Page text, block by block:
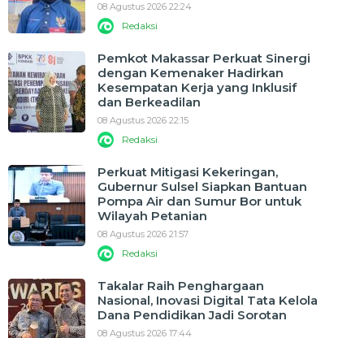
08 Agustus 2026 22:24
Redaksi
Pemkot Makassar Perkuat Sinergi
dengan Kemenaker Hadirkan
Kesempatan Kerja yang Inklusif
dan Berkeadilan
08 Agustus 2026 22:15
Redaksi
Perkuat Mitigasi Kekeringan,
Gubernur Sulsel Siapkan Bantuan
Pompa Air dan Sumur Bor untuk
Wilayah Petanian
08 Agustus 2026 21:57
Redaksi
Takalar Raih Penghargaan
Nasional, Inovasi Digital Tata Kelola
Dana Pendidikan Jadi Sorotan
08 Agustus 2026 17:44